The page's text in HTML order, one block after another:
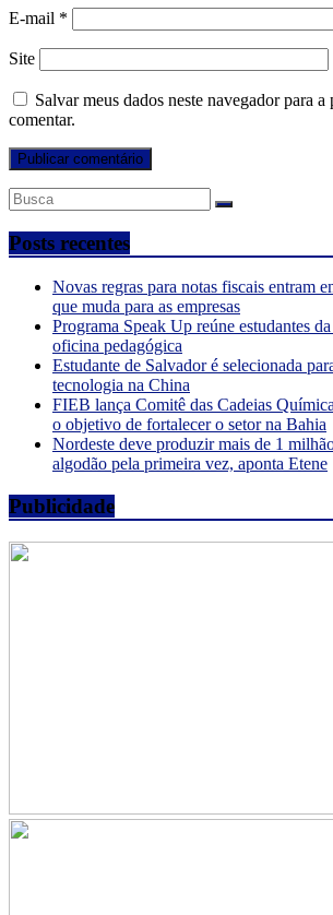
E-mail *
Site
Salvar meus dados neste navegador para
comentar.
Posts recentes
Novas regras para notas fiscais entram
que muda para as empresas
Programa Speak Up reúne estudantes
oficina pedagógica
Estudante de Salvador é selecionada
tecnologia na China
FIEB lança Comitê das Cadeias
o objetivo de fortalecer o setor na Bahia
Nordeste deve produzir mais de 1
algodão pela primeira vez, aponta Etene
Publicidade